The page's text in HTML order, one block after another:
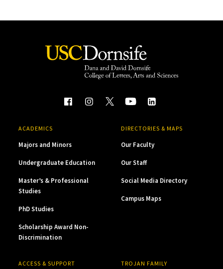
ACADEMICS
Majors and Minors
Undergraduate Education
Master’s & Professional
Studies
PhD Studies
Scholarship Award Non-
Discrimination
DIRECTORIES & MAPS
Our Faculty
Our Staff
Social Media Directory
Campus Maps
ACCESS & SUPPORT TROJAN FAMILY